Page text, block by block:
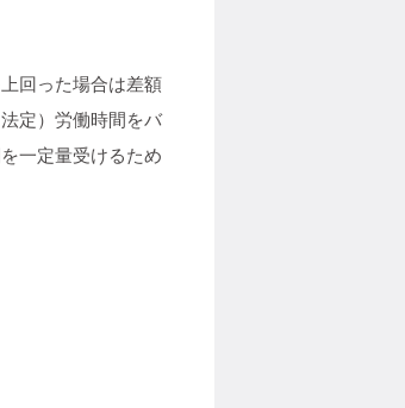
回った場合は差額
定）労働時間をバ
一定量受けるため